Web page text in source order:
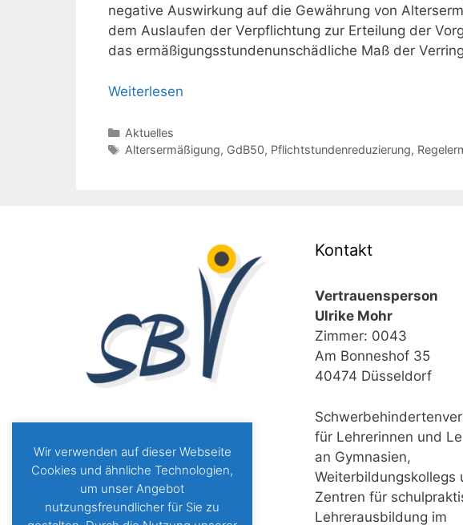
negative Auswirkung auf die Gewährung von
dem Auslaufen der Verpflichtung zur Erteilung der
das ermäßigungsstundenunschädliche Maß der
Weiterlesen
Kategorien
Aktuelles
Schlagwörter
Altersermäßigung, GdB50, Pflichtstundenreduzierung,
Kontakt
Vertrauensperson
Ulrike Mohr
Zimmer: 0043
Am Bonneshof 35
40474 Düsseldorf
für Lehrerinnen und
an Gymnasien,
Weiterbildungskollegs
Zentren für
Lehrerausbildung im
Wir verwenden auf dieser Webseite
Cookies und ähnliche Technologien,
um unser Angebot
nutzungsfreundlicher für Sie zu